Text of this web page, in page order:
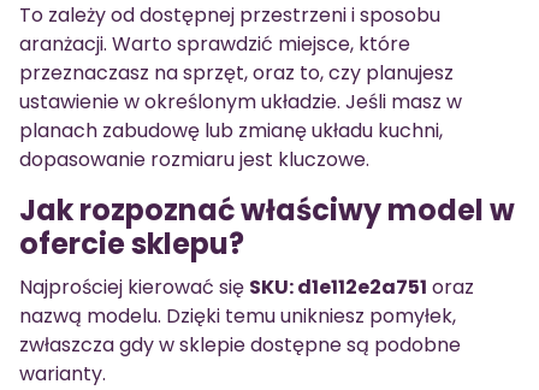
To zależy od dostępnej przestrzeni i sposobu
aranżacji. Warto sprawdzić miejsce, które
przeznaczasz na sprzęt, oraz to, czy planujesz
ustawienie w określonym układzie. Jeśli masz w
planach zabudowę lub zmianę układu kuchni,
dopasowanie rozmiaru jest kluczowe.
Jak rozpoznać właściwy model w
ofercie sklepu?
Najprościej kierować się SKU: d1e112e2a751 oraz
nazwą modelu. Dzięki temu unikniesz pomyłek,
zwłaszcza gdy w sklepie dostępne są podobne
warianty.